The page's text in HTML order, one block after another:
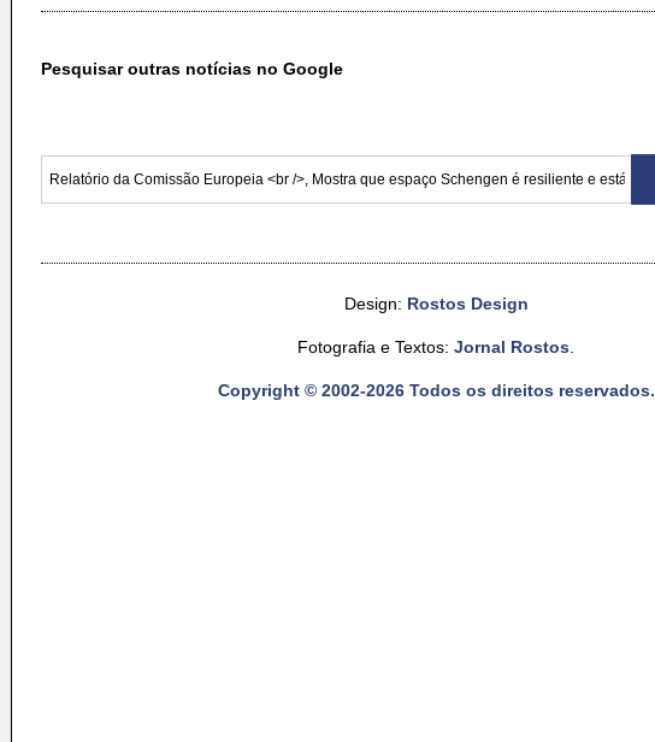
Pesquisar outras notícias no Google
Design: Rostos Design
Fotografia e Textos: Jornal Rostos
Copyright © 2002-2026 Todos os direitos reservados.